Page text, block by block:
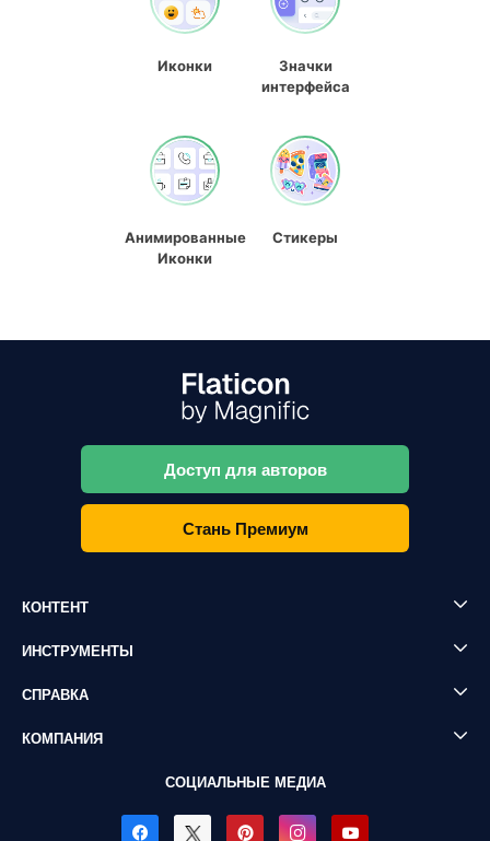
Иконки
Значки
интерфейса
Анимированные
Иконки
Стикеры
Доступ для авторов
Стань Премиум
КОНТЕНТ
ИНСТРУМЕНТЫ
СПРАВКА
КОМПАНИЯ
СОЦИАЛЬНЫЕ МЕДИА